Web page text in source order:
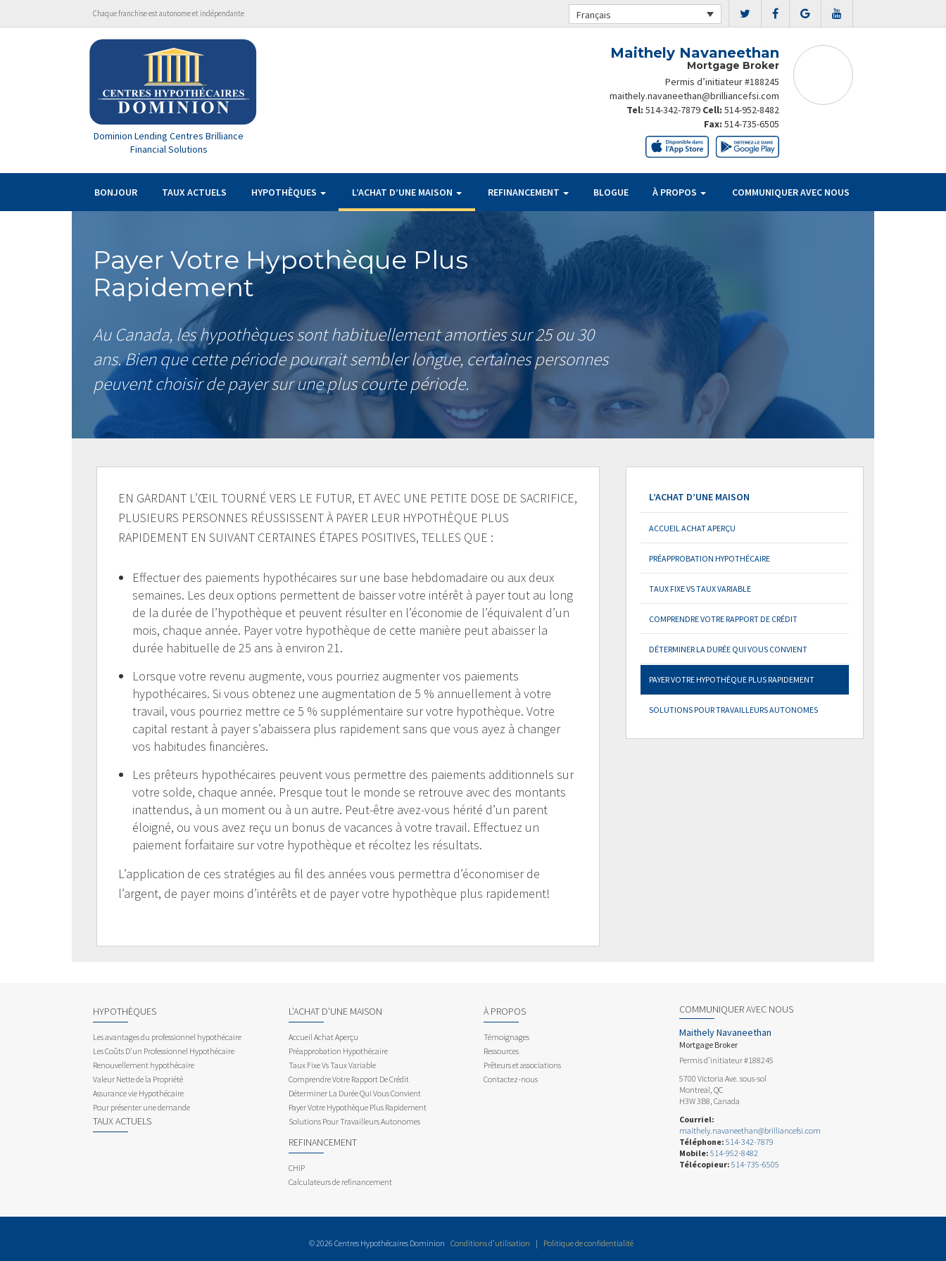
Chaque franchise est autonome et indépendante Français
Dominion Lending Centres Brilliance
Financial Solutions
Maithely Navaneethan
Mortgage Broker
Permis d’initiateur #188245
maithely.navaneethan@brilliancefsi.com
Tel: 514-342-7879 Cell: 514-952-8482
Fax: 514-735-6505
BONJOUR TAUX ACTUELS HYPOTHÈQUES L’ACHAT D’UNE MAISON REFINANCEMENT BLOGUE À PROPOS COMMUNIQUER AVEC NOUS
Payer Votre Hypothèque Plus
Rapidement
Au Canada, les hypothèques sont habituellement amorties sur 25 ou 30
ans. Bien que cette période pourrait sembler longue, certaines personnes
peuvent choisir de payer sur une plus courte période.
EN GARDANT L’ŒIL TOURNÉ VERS LE FUTUR, ET AVEC UNE PETITE DOSE DE SACRIFICE,
PLUSIEURS PERSONNES RÉUSSISSENT À PAYER LEUR HYPOTHÈQUE PLUS
RAPIDEMENT EN SUIVANT CERTAINES ÉTAPES POSITIVES, TELLES QUE :
Effectuer des paiements hypothécaires sur une base hebdomadaire ou aux deux
semaines. Les deux options permettent de baisser votre intérêt à payer tout au long
de la durée de l’hypothèque et peuvent résulter en l’économie de l’équivalent d’un
mois, chaque année. Payer votre hypothèque de cette manière peut abaisser la
durée habituelle de 25 ans à environ 21.
Lorsque votre revenu augmente, vous pourriez augmenter vos paiements
hypothécaires. Si vous obtenez une augmentation de 5 % annuellement à votre
travail, vous pourriez mettre ce 5 % supplémentaire sur votre hypothèque. Votre
capital restant à payer s’abaissera plus rapidement sans que vous ayez à changer
vos habitudes financières.
Les prêteurs hypothécaires peuvent vous permettre des paiements additionnels sur
votre solde, chaque année. Presque tout le monde se retrouve avec des montants
inattendus, à un moment ou à un autre. Peut-être avez-vous hérité d’un parent
éloigné, ou vous avez reçu un bonus de vacances à votre travail. Effectuez un
paiement forfaitaire sur votre hypothèque et récoltez les résultats.
L’application de ces stratégies au fil des années vous permettra d’économiser de
l’argent, de payer moins d’intérêts et de payer votre hypothèque plus rapidement!
L’ACHAT D’UNE MAISON
ACCUEIL ACHAT APERÇU
PRÉAPPROBATION HYPOTHÉCAIRE
TAUX FIXE VS TAUX VARIABLE
COMPRENDRE VOTRE RAPPORT DE CRÉDIT
DÉTERMINER LA DURÉE QUI VOUS CONVIENT
PAYER VOTRE HYPOTHÈQUE PLUS RAPIDEMENT
SOLUTIONS POUR TRAVAILLEURS AUTONOMES
HYPOTHÈQUES
Les avantages du professionnel hypothécaire
Les Coûts D’un Professionnel Hypothécaire
Renouvellement hypothécaire
Valeur Nette de la Propriété
Assurance vie Hypothécaire
Pour présenter une demande
TAUX ACTUELS
L’ACHAT D’UNE MAISON
Accueil Achat Aperçu
Préapprobation Hypothécaire
Taux Fixe Vs Taux Variable
Comprendre Votre Rapport De Crédit
Déterminer La Durée Qui Vous Convient
Payer Votre Hypothèque Plus Rapidement
Solutions Pour Travailleurs Autonomes
REFINANCEMENT
CHIP
Calculateurs de refinancement
À PROPOS
Témoignages
Ressources
Prêteurs et associations
Contactez-nous
COMMUNIQUER AVEC NOUS
Maithely Navaneethan
Mortgage Broker
Permis d’initiateur #188245
5700 Victoria Ave. sous-sol
Montreal, QC
H3W 3B8, Canada
Courriel:
maithely.navaneethan@brilliancefsi.com
Téléphone: 514-342-7879
Mobile: 514-952-8482
Télécopieur: 514-735-6505
© 2026 Centres Hypothécaires Dominion Conditions d’utilisation | Politique de confidentialité